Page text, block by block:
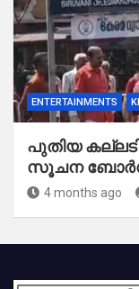
ENTERTAINMENTS
പുതിയ
സൂചന ബോർഡ്
4 months ago